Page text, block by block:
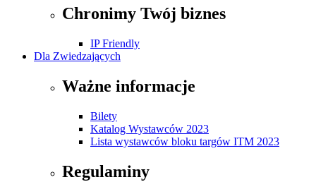
Chronimy Twój biznes
IP Friendly
Dla Zwiedzających
Ważne informacje
Bilety
Katalog Wystawców 2023
Lista wystawców bloku targów ITM 2023
Regulaminy